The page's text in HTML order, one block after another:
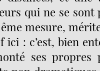
qui ne se sont
mesure,
ici : c’est, bien
ses propres